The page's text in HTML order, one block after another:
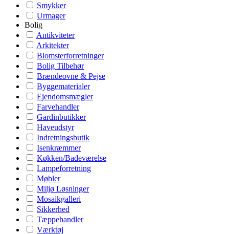
Smykker
Urmager
Bolig
Antikviteter
Arkitekter
Blomsterforretninger
Bolig Tilbehør
Brændeovne & Pejse
Byggematerialer
Ejendomsmægler
Farvehandler
Gardinbutikker
Haveudstyr
Indretningsbutik
Isenkræmmer
Køkken/Badeværelse
Lampeforretning
Møbler
Miljø Løsninger
Mosaikgalleri
Sikkerhed
Tæppehandler
Værktøj